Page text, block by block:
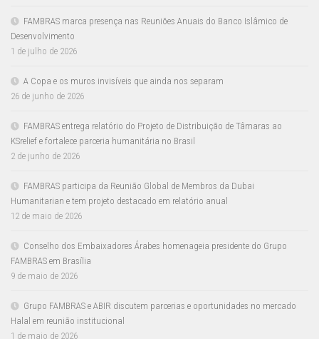
FAMBRAS marca presença nas Reuniões Anuais do Banco Islâmico de
Desenvolvimento
1 de julho de 2026
A Copa e os muros invisíveis que ainda nos separam
26 de junho de 2026
FAMBRAS entrega relatório do Projeto de Distribuição de Tâmaras ao
KSrelief e fortalece parceria humanitária no Brasil
2 de junho de 2026
FAMBRAS participa da Reunião Global de Membros da Dubai
Humanitarian e tem projeto destacado em relatório anual
12 de maio de 2026
Conselho dos Embaixadores Árabes homenageia presidente do Grupo
FAMBRAS em Brasília
9 de maio de 2026
Grupo FAMBRAS e ABIR discutem parcerias e oportunidades no mercado
Halal em reunião institucional
1 de maio de 2026